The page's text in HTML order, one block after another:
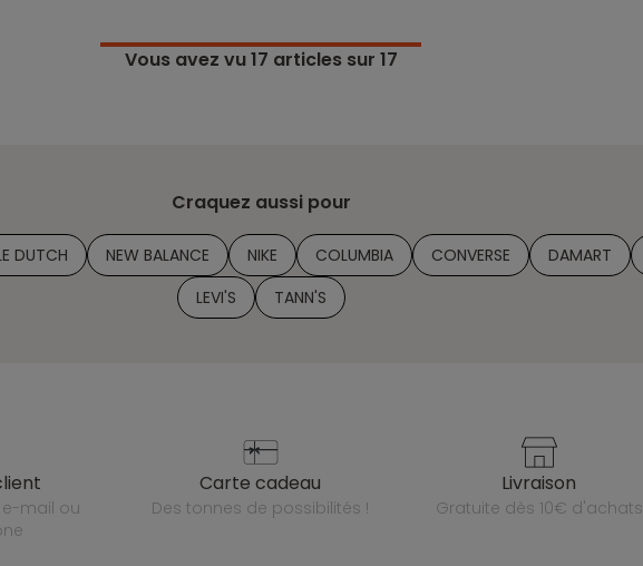
Vous avez vu17 articles sur 17
Craquez aussi pour
DUTCH NEW BALANCE NIKE COLUMBIA CONVERSE DAMART
LEVI'S
TANN'S
carte cadeau
des tonnes de possibilités !
livraison
gratuite dès 10€ d'achats